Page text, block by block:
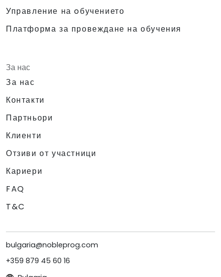
Управление на oбучението
Платформа за провеждане на обучения
За нас
За нас
Контакти
Партньори
Клиенти
Отзиви от участници
Кариери
FAQ
T&C
bulgaria@nobleprog.com
+359 879 45 60 16